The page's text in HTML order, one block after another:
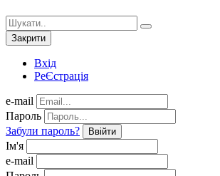
Закрити
Вхід
РеЄстрація
e-mail
Пароль
Забули пароль?
Ввійти
Ім'я
e-mail